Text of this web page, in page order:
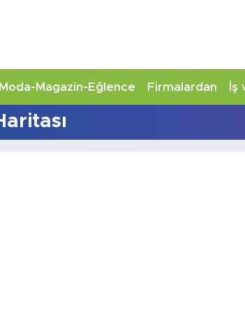
Moda-Magazin-Eğlence Firmalardan İş